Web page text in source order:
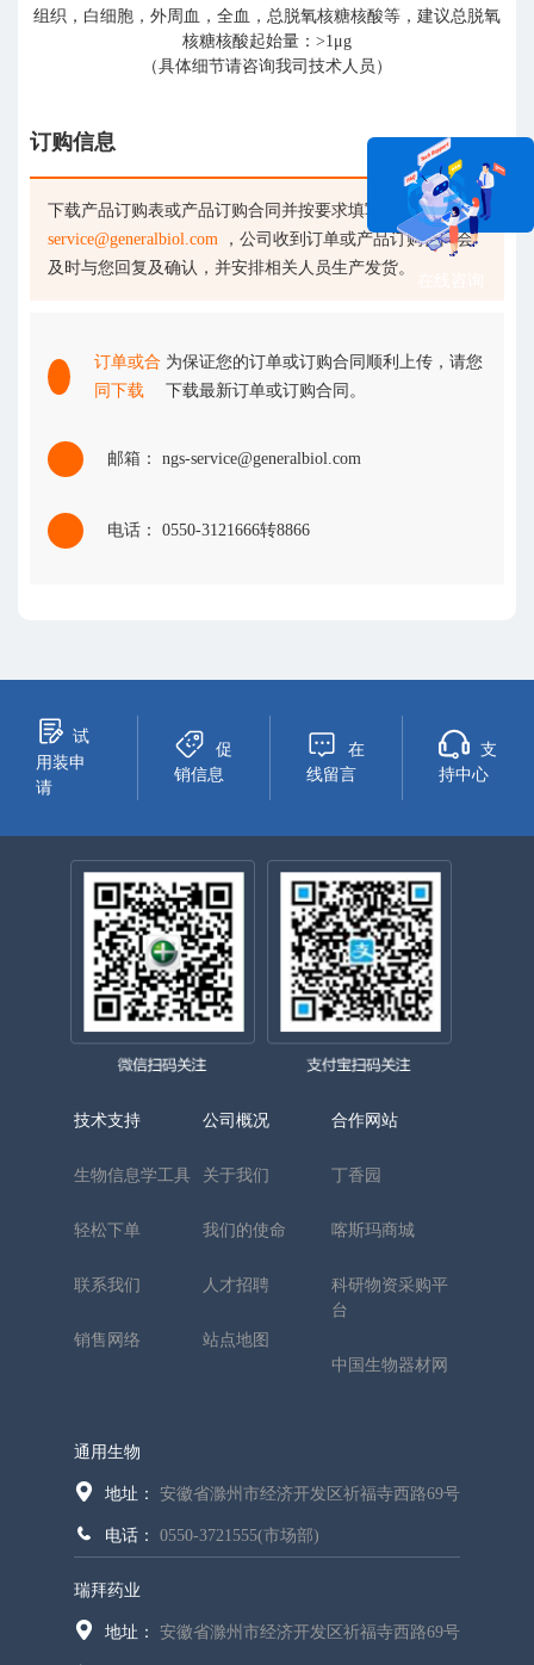
组织，白细胞，外周血，全血，总脱氧核糖核酸等，建议总脱氧
核糖核酸起始量：>1μg
（具体细节请咨询我司技术人员）
订购信息
下载产品订购表或产品订购合同并按要求填写后发送至ngs-
service@generalbiol.com ，公司收到订单或产品订购合同会
及时与您回复及确认，并安排相关人员生产发货。
订单或合
同下载
为保证您的订单或订购合同顺利上传，请您
下载最新订单或订购合同。
邮箱： ngs-service@generalbiol.com
电话： 0550-3121666转8866
试
用装申
请
促
销信息
在
线留言
支
持中心
技术支持
生物信息学工具
轻松下单
联系我们
销售网络
公司概况
关于我们
我们的使命
人才招聘
站点地图
合作网站
丁香园
喀斯玛商城
科研物资采购平
台
中国生物器材网
通用生物
地址： 安徽省滁州市经济开发区祈福寺西路69号
电话： 0550-3721555(市场部)
瑞拜药业
地址： 安徽省滁州市经济开发区祈福寺西路69号